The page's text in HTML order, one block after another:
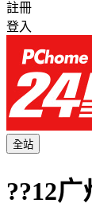
註冊
登入
全站
??12